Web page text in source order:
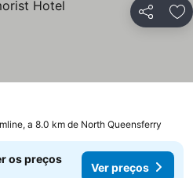
Partilhar
a 8.0 km de North Queensferry
os preços
Ver preços